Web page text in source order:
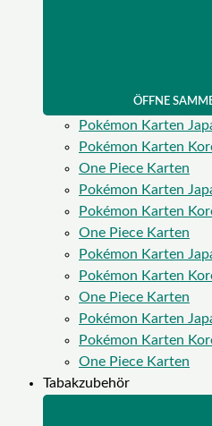
ÖFFNE
Pokémon Karten
Pokémon Karten
One Piece Karten
Pokémon Karten
Pokémon Karten
One Piece Karten
Pokémon Karten
Pokémon Karten
One Piece Karten
Pokémon Karten
Pokémon Karten
One Piece Karten
Tabakzubehör